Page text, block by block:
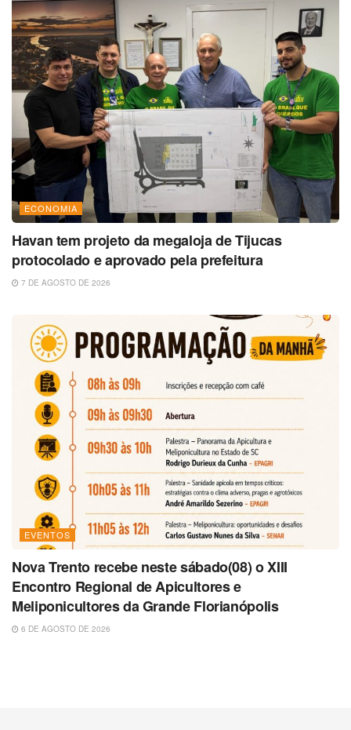
ECONOMIA
Havan tem projeto da megaloja de Tijucas
protocolado e aprovado pela prefeitura
7 DE AGOSTO DE 2026
EVENTOS
Nova Trento recebe neste sábado(08) o XIII
Encontro Regional de Apicultores e
Meliponicultores da Grande Florianópolis
6 DE AGOSTO DE 2026